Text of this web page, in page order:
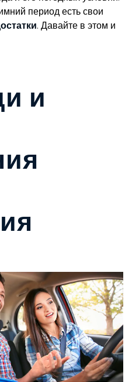
период есть свои
. Давайте в этом и
и